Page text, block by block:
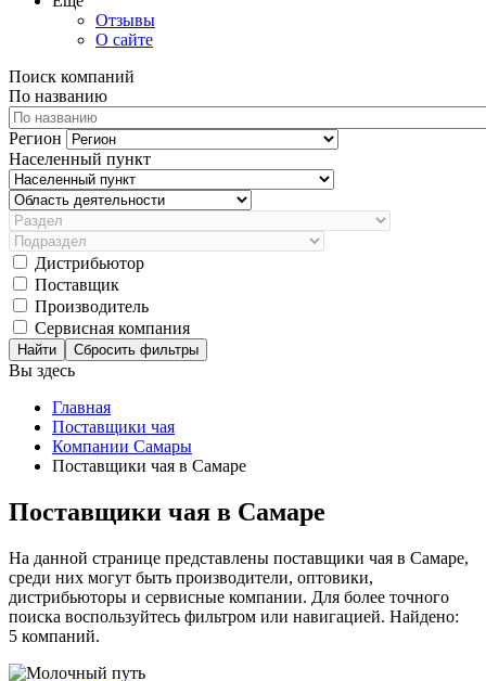
Отзывы
О сайте
Поиск компаний
По названию
Регион
Населенный пункт
Дистрибьютор
Поставщик
Производитель
Сервисная компания
Сбросить фильтры
Вы здесь
Главная
Поставщики чая
Компании Самары
Поставщики чая в Самаре
Поставщики чая в Самаре
На данной странице представлены поставщики чая в Самаре,
среди них могут быть производители, оптовики,
дистрибьюторы и сервисные компании. Для более точного
поиска воспользуйтесь фильтром или навигацией. Найдено:
5 компаний.